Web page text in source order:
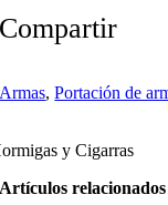
Compartir
Armas,Portación de
y Cigarras
Artículos relacionados